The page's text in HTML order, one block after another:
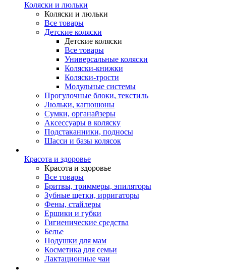
Коляски и люльки
Коляски и люльки
Все товары
Детские коляски
Детские коляски
Все товары
Универсальные коляски
Коляски-книжки
Коляски-трости
Модульные системы
Прогулочные блоки, текстиль
Люльки, капюшоны
Сумки, органайзеры
Аксессуары в коляску
Подстаканники, подносы
Шасси и базы колясок
Красота и здоровье
Красота и здоровье
Все товары
Бритвы, триммеры, эпиляторы
Зубные щетки, ирригаторы
Фены, стайлеры
Ершики и губки
Гигиенические средства
Белье
Подушки для мам
Косметика для семьи
Лактационные чаи